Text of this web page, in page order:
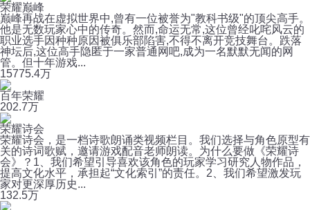
荣耀巅峰
巅峰再战在虚拟世界中,曾有一位被誉为"教科书级"的顶尖高手。
他是无数玩家心中的传奇。然而,命运无常,这位曾经叱咤风云的
职业选手因种种原因被俱乐部陷害,不得不离开竞技舞台。跌落
神坛后,这位高手隐匿于一家普通网吧,成为一名默默无闻的网
管。但十年游戏...
15775.4万
百年荣耀
202.7万
荣耀诗会
荣耀诗会，是一档诗歌朗诵类视频栏目。我们选择与角色原型有
关的诗词歌赋，邀请游戏配音老师朗读。为什么要做《荣耀诗
会》？1、我们希望引导喜欢该角色的玩家学习研究人物作品，
提高文化水平，承担起“文化索引”的责任。2、我们希望激发玩
家对更深厚历史...
132.5万